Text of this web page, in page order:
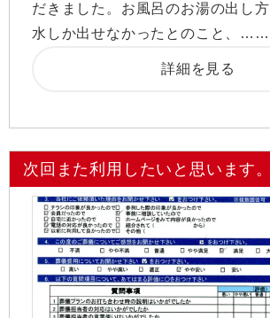
だきました。お風呂のお湯の出し方
水しか出せなかったとのこと、……
詳細を見る
次回また利用したいと思います。